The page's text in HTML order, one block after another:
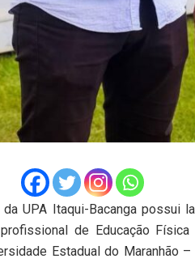
UPA Itaqui-Bacanga possui
de Educação
Estadual do Maranhão